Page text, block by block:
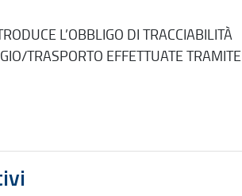
L’OBBLIGO DI TRACCIABILITÀ
TRASPORTO EFFETTUATE TRAMITE